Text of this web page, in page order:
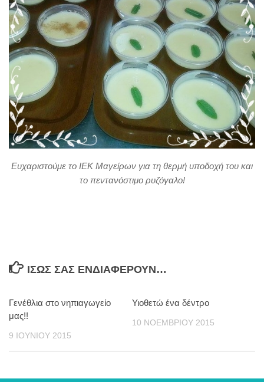
Ευχαριστούμε το ΙΕΚ Μαγείρων για τη θερμή υποδοχή του και
το πεντανόστιμο ρυζόγαλο!
ΊΣΩΣ ΣΑΣ ΕΝΔΙΑΦΈΡΟΥΝ…
Γενέθλια στο νηπιαγωγείο
μας!!
9 ΙΟΥΝΊΟΥ 2015
Υιοθετώ ένα δέντρο
10 ΝΟΕΜΒΡΊΟΥ 2015